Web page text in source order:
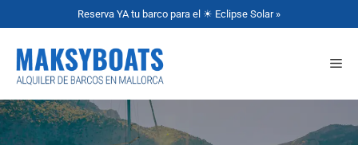
Reserva YA tu barco para el ☀ Eclipse Solar »